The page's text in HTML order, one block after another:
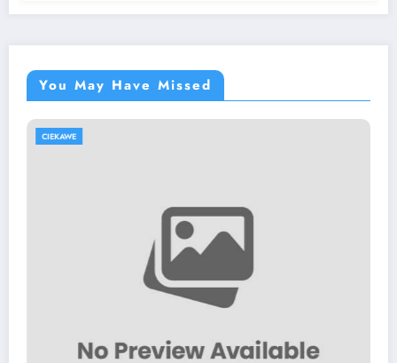
You May Have Missed